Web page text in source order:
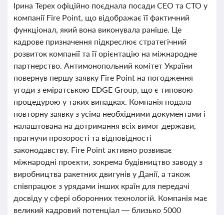
Ірина Терех офіційно поєднала посади CEO та CTO у
компанії Fire Point, що відображає її фактичний
функціонал, який вона виконувала раніше. Це
кадрове призначення підкреслює стратегічний
розвиток компанії та її орієнтацію на міжнародне
партнерство. Антимонопольний комітет України
повернув першу заявку Fire Point на погодження
угоди з еміратською EDGE Group, що є типовою
процедурою у таких випадках. Компанія подала
повторну заявку з усіма необхідними документами і
налаштована на дотримання всіх вимог держави,
прагнучи прозорості та відповідності
законодавству. Fire Point активно розвиває
міжнародні проєкти, зокрема будівництво заводу з
виробництва ракетних двигунів у Данії, а також
співпрацює з урядами інших країн для передачі
досвіду у сфері оборонних технологій. Компанія має
великий кадровий потенціал — близько 5000